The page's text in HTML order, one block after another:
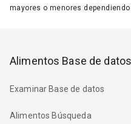
mayores o menores
Alimentos Base de datos
Examinar Base de datos
Alimentos Búsqueda